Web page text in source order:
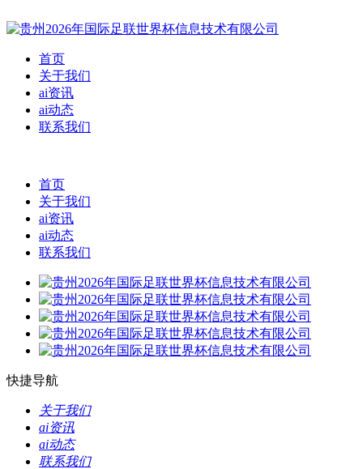
首页
关于我们
ai资讯
ai动态
联系我们
首页
关于我们
ai资讯
ai动态
联系我们
快捷导航
关于我们
ai资讯
ai动态
联系我们